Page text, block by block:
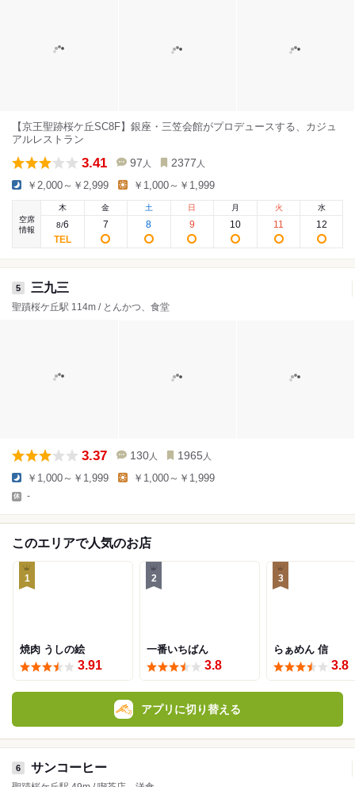
【京王聖跡桜ケ丘SC8F】銀座・三笠会館がプロデュースする、カジュ
アルレストラン
3.41 97 人 2377 人
￥2,000～￥2,999 ￥1,000～￥1,999
空席
情報
木
8/6
金
7
土
8
日
9
月
10
火
11
水
12
5 三九三
聖蹟桜ケ丘駅 114m / とんかつ、食堂
3.37 130 人 1965 人
￥1,000～￥1,999 ￥1,000～￥1,999
-
このエリアで人気のお店
1
焼肉 うしの絵
3.91
2
一番いちばん
3.8
3
らぁめん 信
3.8
アプリに切り替える
6 サンコーヒー